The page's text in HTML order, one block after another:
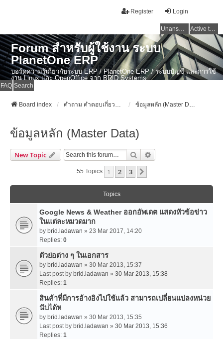
Login
Register
Unanswered topics Active topics
Forum สำหรับผู้ใช้งาน ระบบ
PlanetOne ERP
บอร์ดความรู้เกี่ยวกับระบบ ERP / PlanetOne ERP / ระบบบัญชี และการใช้
งาน Linux และ OpenOffice จาก BRID Systems
FAQ Search
Board index คำถาม คำตอบเกี่ยวกับระบบ ไทย ERP: AdvanceBusinessSystem - PlanetOne และ ERP ระบบบัญชี ข้อมูลหลัก (Master Data)
ข้อมูลหลัก (Master Data)
New Topic Search
55 Topics 1 2 3
Topics
Google News & Weather ออกอัพเดต แสดงหัวข้อข่าว
ในแต่ละหมวดมาก
by brid.ladawan » 23 Mar 2017, 14:20
Replies: 0
ตัวย่อต่าง ๆ ในเอกสาร
by brid.ladawan » 30 Mar 2013, 15:37
Last post by brid.ladawan » 30 Mar 2013, 15:38
Replies: 1
สินค้าที่มีการอ้างอิงไปใช้แล้ว สามารถเปลี่ยนแปลงหน่วย
นับได้ห
by brid.ladawan » 30 Mar 2013, 15:35
Last post by brid.ladawan » 30 Mar 2013, 15:36
Replies: 1